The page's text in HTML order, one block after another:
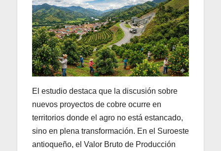
El estudio destaca que la discusión sobre
nuevos proyectos de cobre ocurre en
territorios donde el agro no está estancado,
sino en plena transformación. En el Suroeste
antioqueño, el Valor Bruto de Producción